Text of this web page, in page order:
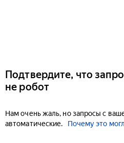
Подтвердите, что
не робот
Нам очень жаль, но запросы с
автоматические.
Почему это